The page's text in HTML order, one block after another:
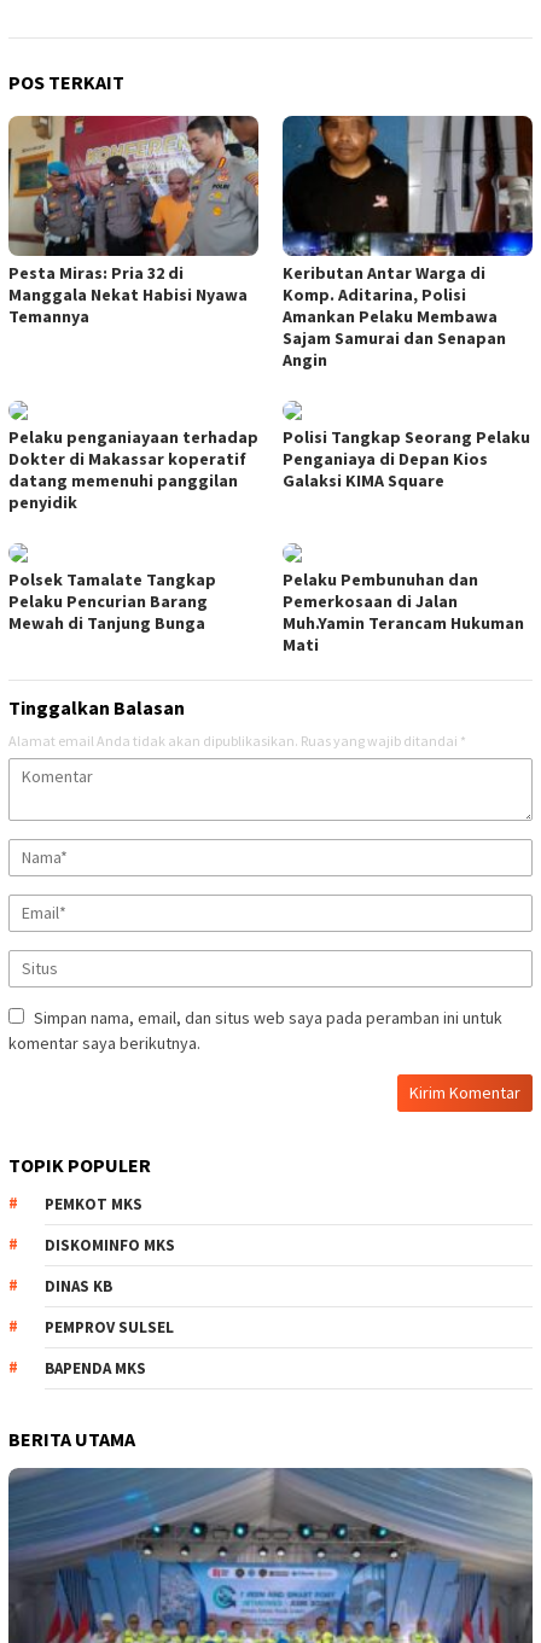
POS TERKAIT
Pesta Miras: Pria 32 di
Manggala Nekat Habisi Nyawa
Temannya
Keributan Antar Warga di
Komp. Aditarina, Polisi
Amankan Pelaku Membawa
Sajam Samurai dan Senapan
Angin
Pelaku penganiayaan terhadap
Dokter di Makassar koperatif
datang memenuhi panggilan
penyidik
Polisi Tangkap Seorang Pelaku
Penganiaya di Depan Kios
Galaksi KIMA Square
Polsek Tamalate Tangkap
Pelaku Pencurian Barang
Mewah di Tanjung Bunga
Pelaku Pembunuhan dan
Pemerkosaan di Jalan
Muh.Yamin Terancam Hukuman
Mati
Tinggalkan Balasan
Alamat email Anda tidak akan dipublikasikan. Ruas yang wajib ditandai *
Simpan nama, email, dan situs web saya pada peramban ini untuk
komentar saya berikutnya.
TOPIK POPULER
PEMKOT MKS
DISKOMINFO MKS
DINAS KB
PEMPROV SULSEL
BAPENDA MKS
BERITA UTAMA